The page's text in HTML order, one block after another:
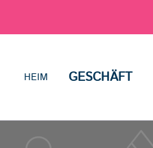
HEIM GESCHÄFT